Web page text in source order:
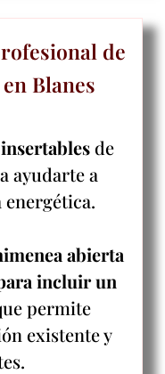
de
Blanes
de
ayudarte a
abierta
incluir un
permite
existente y